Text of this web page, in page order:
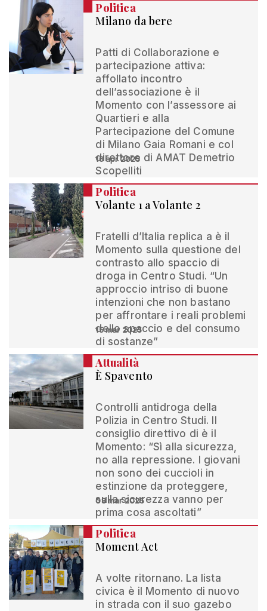
Politica
Milano da bere
Patti di Collaborazione e
partecipazione attiva:
affollato incontro
dell’associazione è il
Momento con l’assessore ai
Quartieri e alla
Partecipazione del Comune
di Milano Gaia Romani e col
direttore di AMAT Demetrio
Scopelliti
16 apr 2025
Politica
Volante 1 a Volante 2
Fratelli d’Italia replica a è il
Momento sulla questione del
contrasto allo spaccio di
droga in Centro Studi. “Un
approccio intriso di buone
intenzioni che non bastano
per affrontare i reali problemi
dello spaccio e del consumo
di sostanze”
15 mar 2025
Attualità
È Spavento
Controlli antidroga della
Polizia in Centro Studi. Il
consiglio direttivo di è il
Momento: “Sì alla sicurezza,
no alla repressione. I giovani
non sono dei cuccioli in
estinzione da proteggere,
sulla sicurezza vanno per
prima cosa ascoltati”
08 mar 2025
Politica
Moment Act
A volte ritornano. La lista
civica è il Momento di nuovo
in strada con il suo gazebo